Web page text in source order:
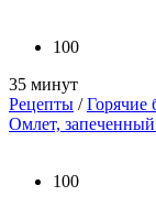
100
35 минут
Рецепты /Горячие
Омлет,
100